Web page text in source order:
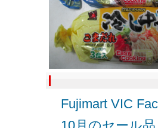
Fujimart VIC